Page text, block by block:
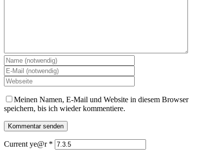
Meinen Namen, E-Mail und Website in diesem Browser
speichern, bis ich wieder kommentiere.
Current ye@r *